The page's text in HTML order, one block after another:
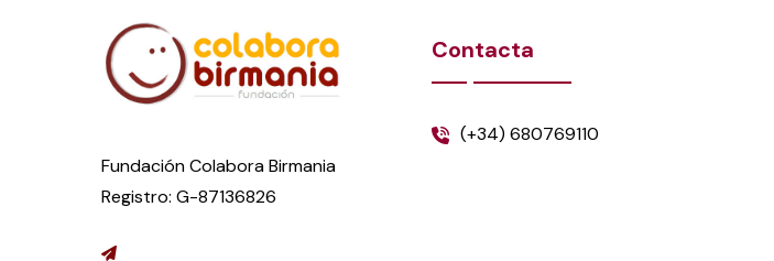
Fundación Colabora Birmania
Registro: G-87136826
Contacta
(+34) 680769110